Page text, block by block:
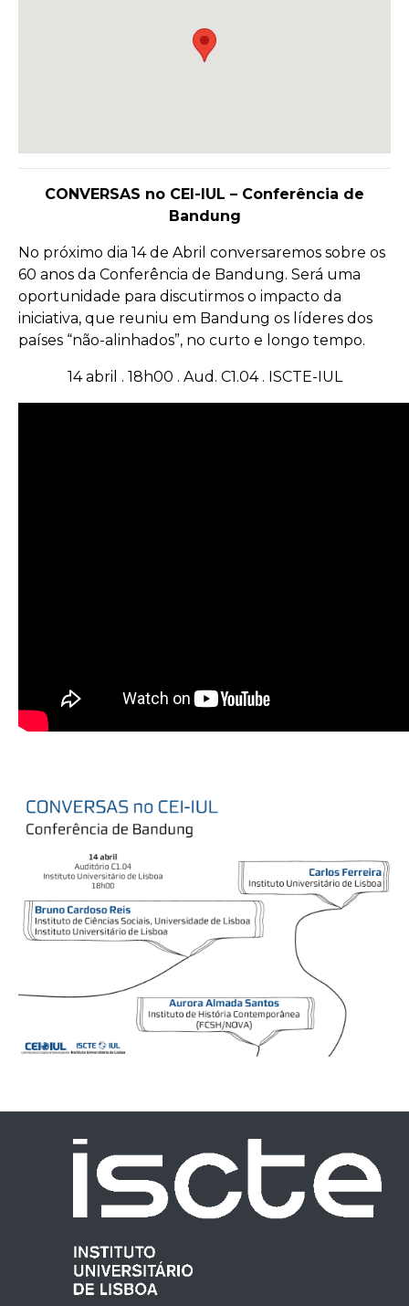
CONVERSAS no CEI-IUL – Conferência de
Bandung
No próximo dia 14 de Abril conversaremos sobre os
60 anos da Conferência de Bandung. Será uma
oportunidade para discutirmos o impacto da
iniciativa, que reuniu em Bandung os líderes dos
países “não-alinhados”, no curto e longo tempo.
14 abril . 18h00 . Aud. C1.04 . ISCTE-IUL